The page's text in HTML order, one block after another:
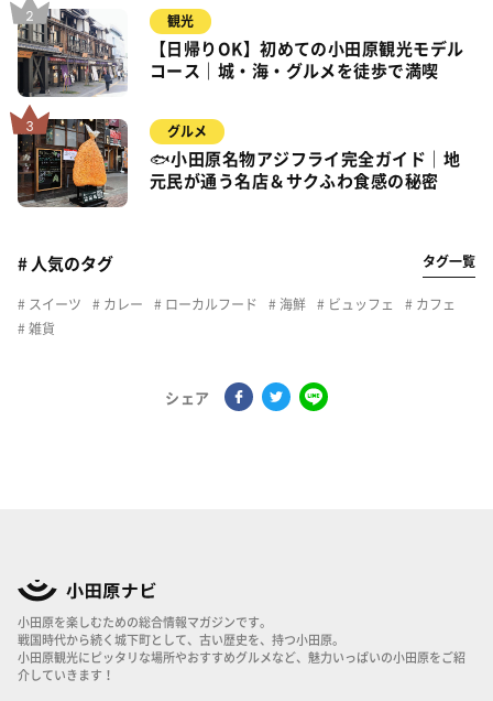
観光
【日帰りOK】初めての小田原観光モデル
コース｜城・海・グルメを徒歩で満喫
グルメ
🐟小田原名物アジフライ完全ガイド｜地
元民が通う名店＆サクふわ食感の秘密
# 人気のタグ タグ一覧
スイーツ カレー ローカルフード 海鮮 ビュッフェ
カフェ
雑貨
シェア
小田原を楽しむための総合情報マガジンです。
戦国時代から続く城下町として、古い歴史を、持つ小田原。
小田原観光にピッタリな場所やおすすめグルメなど、魅力いっぱいの小田原をご紹
介していきます！